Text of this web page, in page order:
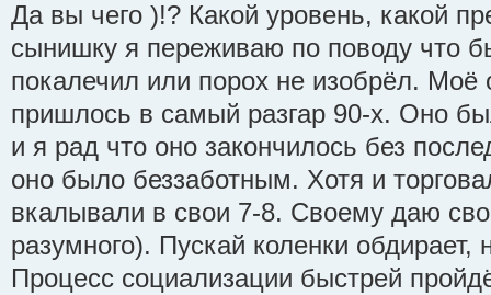
Да вы чего )!? Какой уровень, какой
сынишку я переживаю по поводу что
покалечил или порох не изобрёл. Моё
пришлось в самый разгар 90-х. Оно
и я рад что оно закончилось без
оно было беззаботным. Хотя и
вкалывали в свои 7-8. Своему даю
разумного). Пускай коленки обдирает,
Процесс социализации быстрей